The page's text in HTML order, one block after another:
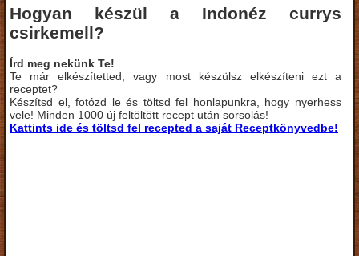
Hogyan készül a Indonéz currys
csirkemell?
Írd meg nekünk Te!
Te már elkészítetted, vagy most készülsz elkészíteni ezt a
receptet?
Készítsd el, fotózd le és töltsd fel honlapunkra, hogy nyerhess
vele! Minden 1000 új feltöltött recept után sorsolás!
Kattints ide és töltsd fel recepted a saját Receptkönyvedbe!